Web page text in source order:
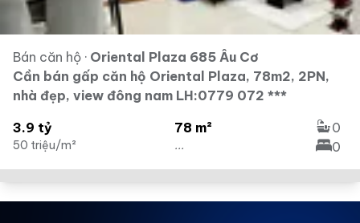
Bán căn hộ · Oriental Plaza 685 Âu Cơ
Cần bán gấp căn hộ Oriental Plaza, 78m2, 2PN,
nhà đẹp, view đông nam LH:0779 072 ***
3.9 tỷ
50 triệu/m²
78 m²
...
0
0